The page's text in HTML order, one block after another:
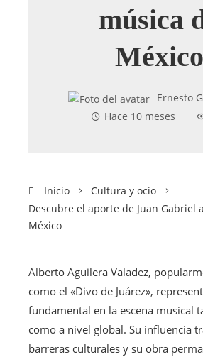
música
México
Ernesto
Hace 10 meses
Inicio
Cultura y ocio
Descubre el aporte de Juan Gabriel
México
Alberto Aguilera Valadez,
como el «Divo de Juárez»,
fundamental en la escena musical
como a nivel global. Su influencia
barreras culturales y su obra